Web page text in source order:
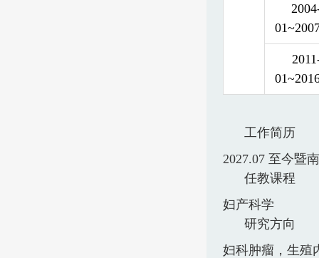
工作简历
2027.07 至今暨
任教课程
妇产科学
研究方向
妇科肿瘤，生殖